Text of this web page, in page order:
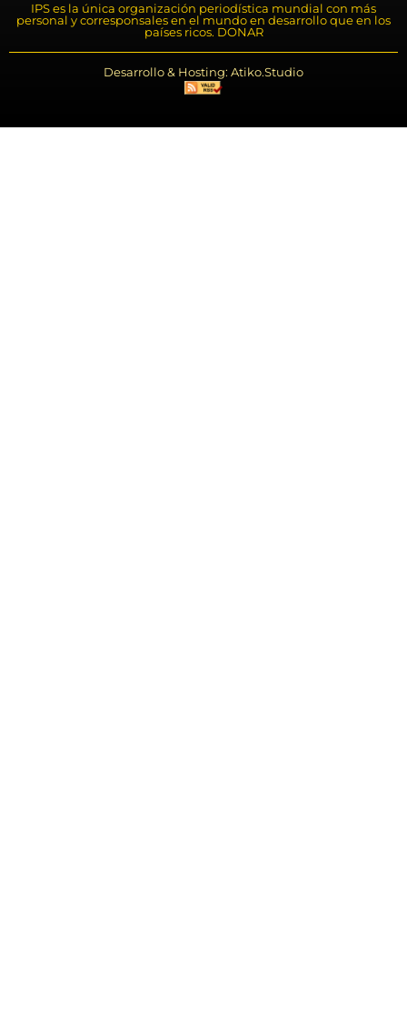
IPS es la única organización periodística mundial con más
personal y corresponsales en el mundo en desarrollo que en los
países ricos. DONAR
Desarrollo & Hosting: Atiko.Studio